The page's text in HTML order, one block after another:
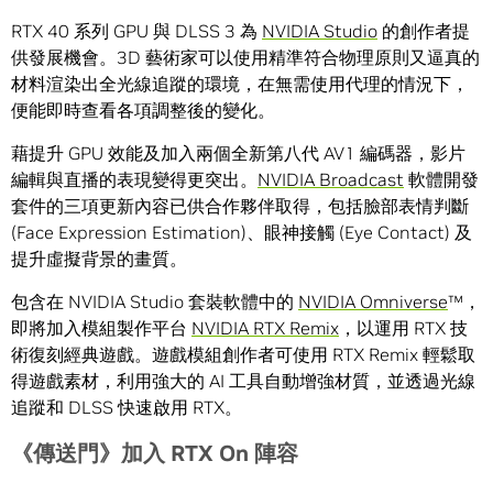
RTX 40 系列 GPU 與 DLSS 3 為 NVIDIA Studio 的創作者提
供發展機會。3D 藝術家可以使用精準符合物理原則又逼真的
材料渲染出全光線追蹤的環境，在無需使用代理的情況下，
便能即時查看各項調整後的變化。
藉提升 GPU 效能及加入兩個全新第八代 AV1 編碼器，影片
編輯與直播的表現變得更突出。 NVIDIA Broadcast 軟體開發
套件的三項更新內容已供合作夥伴取得，包括臉部表情判斷
(Face Expression Estimation)、眼神接觸 (Eye Contact) 及
提升虛擬背景的畫質。
包含在 NVIDIA Studio 套裝軟體中的 NVIDIA Omniverse™，
即將加入模組製作平台 NVIDIA RTX Remix ，以運用 RTX 技
術復刻經典遊戲。遊戲模組創作者可使用 RTX Remix 輕鬆取
得遊戲素材，利用強大的 AI 工具自動增強材質，並透過光線
追蹤和 DLSS 快速啟用 RTX。
《傳送門》加入 RTX On 陣容